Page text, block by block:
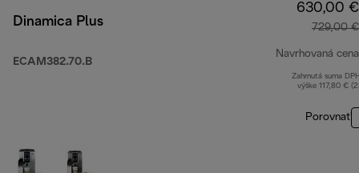
Dinamica Plus
ECAM382.70.B
630,00 €
729,00 €
Navrhovaná cena
Zahrnutá suma
výške 117,80 €
Porovnať